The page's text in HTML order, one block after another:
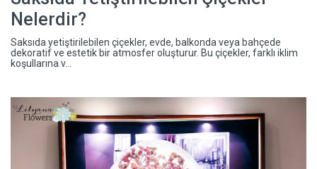
Nelerdir?
Saksıda yetiştirilebilen çiçekler, evde, balkonda veya bahçede
dekoratif ve estetik bir atmosfer oluşturur. Bu çiçekler, farklı iklim
koşullarına v...